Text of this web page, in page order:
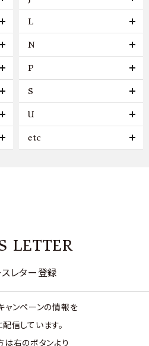
L
N
P
S
U
etc
LETTER
レター登録
ャンペーンの情報を
信しています。
は右のボタンより